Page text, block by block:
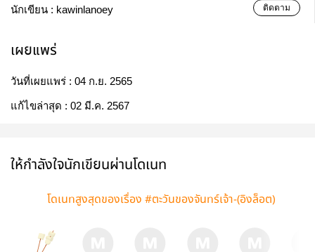
นักเขียน : kawinlanoey ติดตาม
เผยแพร่
วันที่เผยแพร่ : 04 ก.ย. 2565
แก้ไขล่าสุด : 02 มี.ค. 2567
ให้กำลังใจนักเขียนผ่านโดเนท
โดเนทสูงสุดของเรื่อง #ตะวันของจันทร์เจ้า-(อิงล็อต)